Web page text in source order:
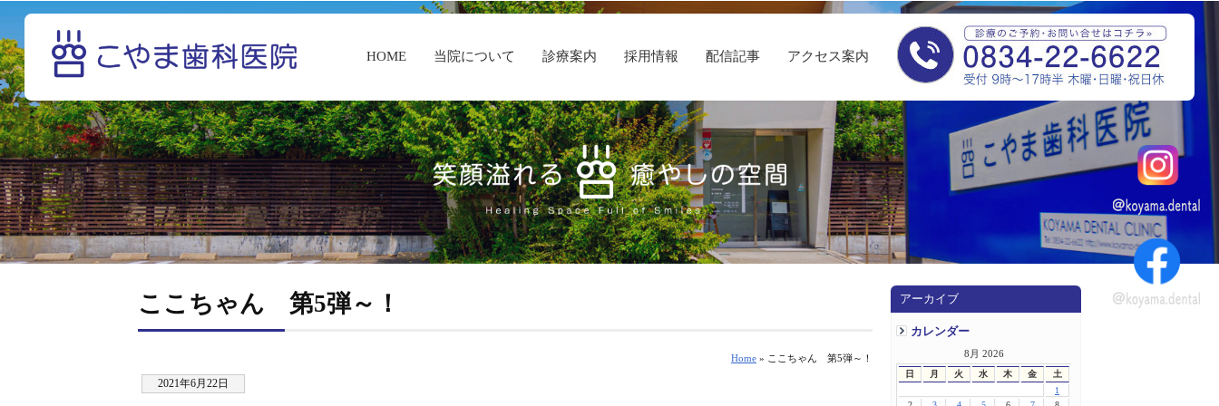
HOME 当院について 診療案内 採用情報 配信記事 アクセス案内
アーカイブ
カレンダー
8月 2026
日 月 火 水 木 金
土
1
ここちゃん 第5弾～！
Home » ここちゃん 第5弾～！
2021年6月22日